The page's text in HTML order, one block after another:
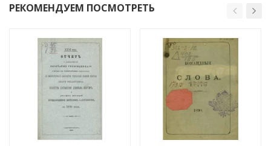
РЕКОМЕНДУЕМ ПОСМОТРЕТЬ